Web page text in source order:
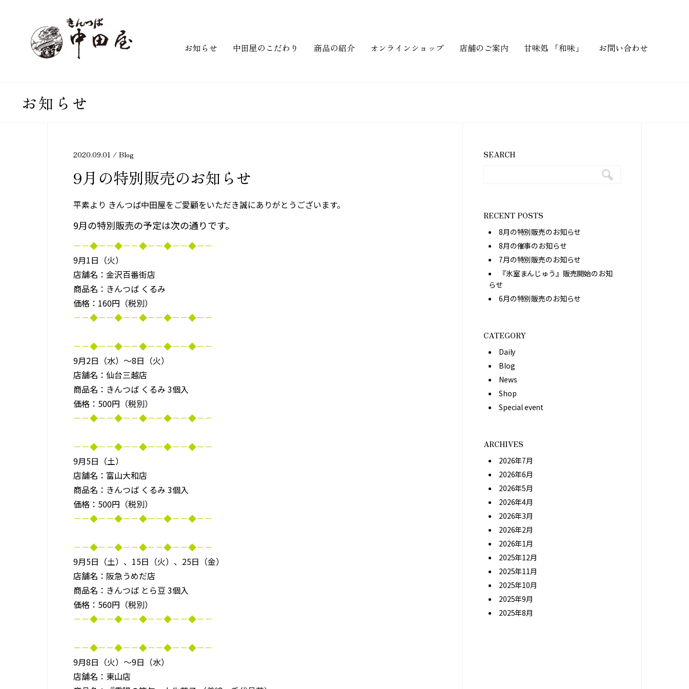
お知らせ 中田屋のこだわり 商品の紹介 オンラインショップ 店舗のご案内 甘味処 「和味」 お問い合わせ
お知らせ
2020.09.01 / Blog
9月の特別販売のお知らせ
平素より きんつば中田屋をご愛顧をいただき誠にありがとうございます。
9月の特別販売の予定は次の通りです。
－－◆－－◆－－◆－－◆－－◆－－
9月1日（火）
店舗名：金沢百番街店
商品名：きんつば くるみ
価格：160円（税別）
－－◆－－◆－－◆－－◆－－◆－－
－－◆－－◆－－◆－－◆－－◆－－
9月2日（水）～8日（火）
店舗名：仙台三越店
商品名：きんつば くるみ 3個入
価格：500円（税別）
－－◆－－◆－－◆－－◆－－◆－－
－－◆－－◆－－◆－－◆－－◆－－
9月5日（土）
店舗名：富山大和店
商品名：きんつば くるみ 3個入
価格：500円（税別）
－－◆－－◆－－◆－－◆－－◆－－
－－◆－－◆－－◆－－◆－－◆－－
9月5日（土）、15日（火）、25日（金）
店舗名：阪急うめだ店
商品名：きんつば とら豆 3個入
価格：560円（税別）
－－◆－－◆－－◆－－◆－－◆－－
－－◆－－◆－－◆－－◆－－◆－－
9月8日（火）～9日（水）
店舗名：東山店
SEARCH
RECENT POSTS
8月の特別販売のお知らせ
8月の催事のお知らせ
7月の特別販売のお知らせ
『氷室まんじゅう』販売開始のお知
らせ
6月の特別販売のお知らせ
CATEGORY
Daily
Blog
News
Shop
Special event
ARCHIVES
2026年7月
2026年6月
2026年5月
2026年4月
2026年3月
2026年2月
2026年1月
2025年12月
2025年11月
2025年10月
2025年9月
2025年8月